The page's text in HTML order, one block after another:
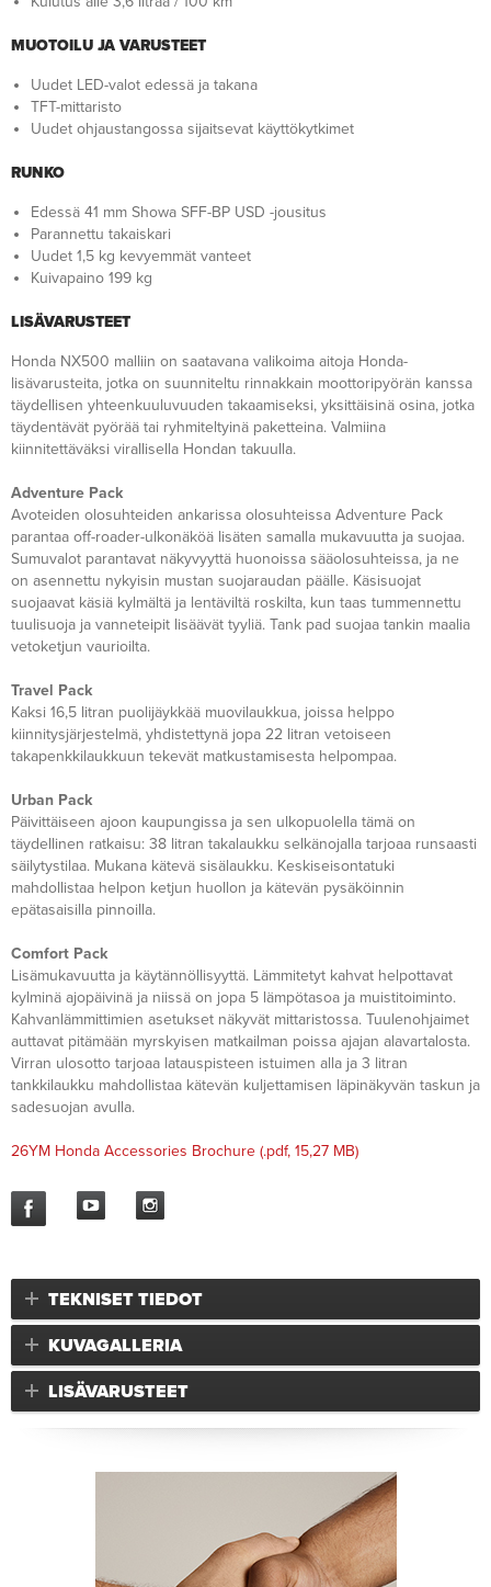
MUOTOILU JA VARUSTEET
Uudet LED-valot edessä ja takana
TFT-mittaristo
Uudet ohjaustangossa sijaitsevat käyttökytkimet
RUNKO
Edessä 41 mm Showa SFF-BP USD -jousitus
Parannettu takaiskari
Uudet 1,5 kg kevyemmät vanteet
Kuivapaino 199 kg
LISÄVARUSTEET
Honda NX500 malliin on saatavana valikoima aitoja Honda-
lisävarusteita, jotka on suunniteltu rinnakkain moottoripyörän kanssa
täydellisen yhteenkuuluvuuden takaamiseksi, yksittäisinä osina, jotka
täydentävät pyörää tai ryhmiteltyinä paketteina. Valmiina
kiinnitettäväksi virallisella Hondan takuulla.
Adventure Pack
Avoteiden olosuhteiden ankarissa olosuhteissa Adventure Pack
parantaa off-roader-ulkonäköä lisäten samalla mukavuutta ja suojaa.
Sumuvalot parantavat näkyvyyttä huonoissa sääolosuhteissa, ja ne
on asennettu nykyisin mustan suojaraudan päälle. Käsisuojat
suojaavat käsiä kylmältä ja lentäviltä roskilta, kun taas tummennettu
tuulisuoja ja vanneteipit lisäävät tyyliä. Tank pad suojaa tankin maalia
vetoketjun vaurioilta.​
Travel Pack
Kaksi 16,5 litran puolijäykkää muovilaukkua, joissa helppo
kiinnitysjärjestelmä, yhdistettynä jopa 22 litran vetoiseen
takapenkkilaukkuun tekevät matkustamisesta helpompaa.
Urban Pack
Päivittäiseen ajoon kaupungissa ja sen ulkopuolella tämä on
täydellinen ratkaisu: 38 litran takalaukku selkänojalla tarjoaa runsaasti
säilytystilaa. Mukana kätevä sisälaukku. Keskiseisontatuki
mahdollistaa helpon ketjun huollon ja kätevän pysäköinnin
epätasaisilla pinnoilla.
Comfort Pack
Lisämukavuutta ja käytännöllisyyttä. Lämmitetyt kahvat helpottavat
kylminä ajopäivinä ja niissä on jopa 5 lämpötasoa ja muistitoiminto.
Kahvanlämmittimien asetukset näkyvät mittaristossa. Tuulenohjaimet
auttavat pitämään myrskyisen matkailman poissa ajajan alavartalosta.
Virran ulosotto tarjoaa latauspisteen istuimen alla ja 3 litran
tankkilaukku mahdollistaa kätevän kuljettamisen läpinäkyvän taskun ja
sadesuojan avulla.
26YM Honda Accessories Brochure (.pdf, 15,27 MB)
TEKNISET TIEDOT
KUVAGALLERIA
LISÄVARUSTEET